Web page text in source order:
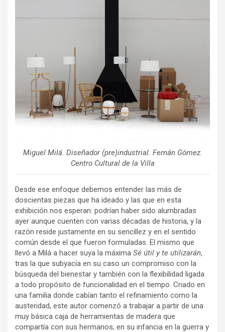
Miguel Milá. Diseñador (pre)industrial. Fernán Gómez.
Centro Cultural de la Villa
Desde ese enfoque debemos entender las más de
doscientas piezas que ha ideado y las que en esta
exhibición nos esperan: podrían haber sido alumbradas
ayer aunque cuenten con varias décadas de historia, y la
razón reside justamente en su sencillez y en el sentido
común desde el que fueron formuladas. El mismo que
llevó a Milá a hacer suya la máxima Sé útil y te utilizarán,
tras la que subyacía en su caso un compromiso con la
búsqueda del bienestar y también con la flexibilidad ligada
a todo propósito de funcionalidad en el tiempo. Criado en
una familia donde cabían tanto el refinamiento como la
austeridad, este autor comenzó a trabajar a partir de una
muy básica caja de herramientas de madera que
compartía con sus hermanos; en su infancia en la guerra y